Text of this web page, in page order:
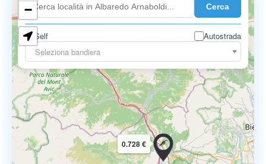
Cerca
Self
Autostrada
Seleziona bandiera
0.728 €
0.899 €
−